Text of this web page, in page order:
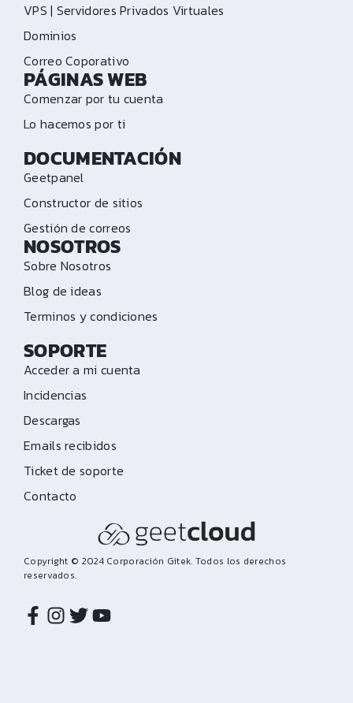
VPS | Servidores Privados Virtuales
Dominios
Correo Coporativo
PÁGINAS WEB
Comenzar por tu cuenta
Lo hacemos por ti
DOCUMENTACIÓN
Geetpanel
Constructor de sitios
Gestión de correos
NOSOTROS
Sobre Nosotros
Blog de ideas
Terminos y condiciones
SOPORTE
Acceder a mi cuenta
Incidencias
Descargas
Emails recibidos
Ticket de soporte
Contacto
Copyright © 2024 Corporación Gitek. Todos los derechos
reservados.